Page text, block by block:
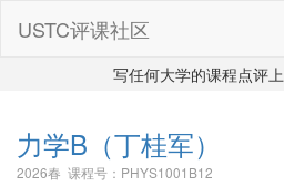
USTC评课社区
写任何大学的课程点评上
力学B （丁桂军）
2026春 课程号：PHYS1001B12